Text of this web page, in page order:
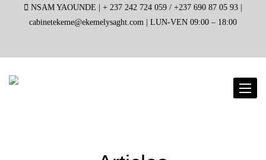
NSAM YAOUNDE | + 237 242 724 059 / +237 690 87 05 93 |
cabinetekeme@ekemelysaght.com | LUN-VEN 09:00 – 18:00